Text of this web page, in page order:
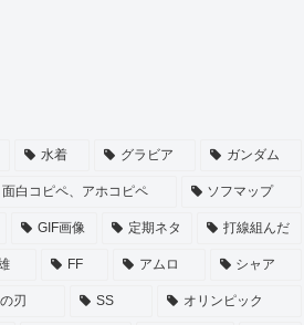
水着 グラビア ガンダム
面白コピペ、アホコピペ ソフマップ
GIF画像 定期ネタ 打線組んだ
FF アムロ シャア
刃 SS オリンピック